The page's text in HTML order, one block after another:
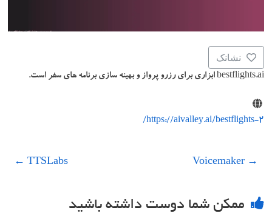
نشانک
bestflights.ai ابزاری برای رزرو پرواز و بهینه سازی برنامه های سفر است.
https://aivalley.ai/bestflights-2/
→
Voicemaker
TTSLabs
←
ممکن شما دوست داشته باشید